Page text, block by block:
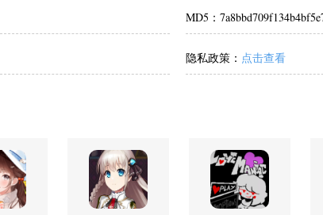
MD5：
隐私政策： 点击查看